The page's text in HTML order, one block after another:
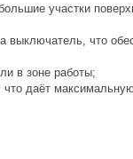
участки
выключатель, что
в зоне работы;
что даёт